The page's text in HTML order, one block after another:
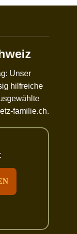
Unser
hilfreiche
familie.ch.